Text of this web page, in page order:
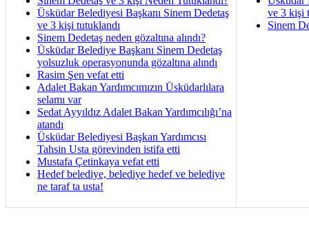
Üsküdar Belediyesi Başkanı Sinem Dedetaş
ve 3 kişi tutuklandı
Sinem Dedetaş neden gözaltına alındı?
Üsküdar Belediye Başkanı Sinem Dedetaş
yolsuzluk operasyonunda gözaltına alındı
Rasim Şen vefat etti
Adalet Bakan Yardımcımızın Üsküdarlılara
selamı var
Sedat Ayyıldız Adalet Bakan Yardımcılığı’na
atandı
Üsküdar Belediyesi Başkan Yardımcısı
Tahsin Usta görevinden istifa etti
Mustafa Çetinkaya vefat etti
Hedef belediye, belediye hedef ve belediye
ne taraf ta usta!
ve 3 kişi
Sinem